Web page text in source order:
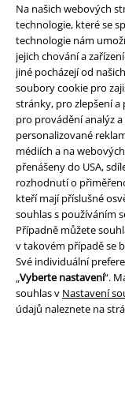
Na našich webových
technologie, které se
technologie nám
jejich chování a
jiné pocházejí od
soubory cookie pro
stránky, pro zlepšení
pro provádění analýz
personalizované
médiích a na
přenášeny do USA,
rozhodnutí o
kteří mají příslušné
souhlas s používáním
Případně můžete
v takovém případě se
Své individuální
„Vyberte nastavení“.
souhlas v Nastavení
údajů naleznete na
Stáhněte si novou
A